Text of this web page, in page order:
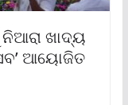
ଖାଦ୍ୟ
ଆୟୋଜିତ